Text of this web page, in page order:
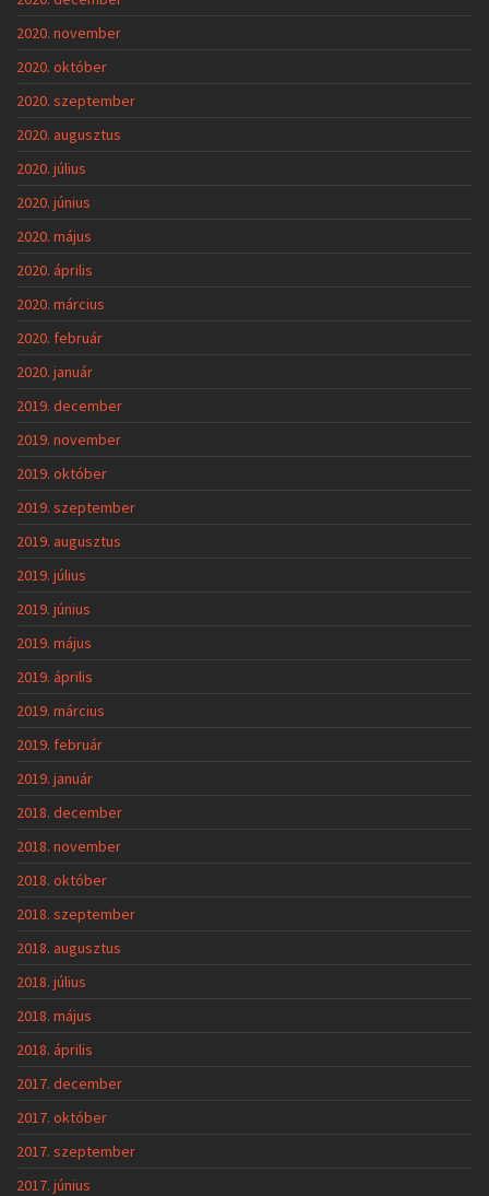
2020. november
2020. október
2020. szeptember
2020. augusztus
2020. július
2020. június
2020. május
2020. április
2020. március
2020. február
2020. január
2019. december
2019. november
2019. október
2019. szeptember
2019. augusztus
2019. július
2019. június
2019. május
2019. április
2019. március
2019. február
2019. január
2018. december
2018. november
2018. október
2018. szeptember
2018. augusztus
2018. július
2018. május
2018. április
2017. december
2017. október
2017. szeptember
2017. június